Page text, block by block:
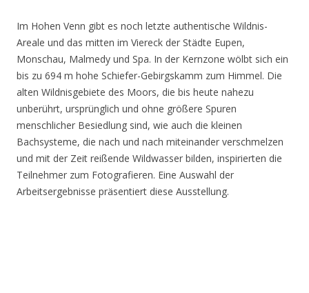
Im Hohen Venn gibt es noch letzte authentische Wildnis-
Areale und das mitten im Viereck der Städte Eupen,
Monschau, Malmedy und Spa. In der Kernzone wölbt sich ein
bis zu 694 m hohe Schiefer-Gebirgskamm zum Himmel. Die
alten Wildnisgebiete des Moors, die bis heute nahezu
unberührt, ursprünglich und ohne größere Spuren
menschlicher Besiedlung sind, wie auch die kleinen
Bachsysteme, die nach und nach miteinander verschmelzen
und mit der Zeit reißende Wildwasser bilden, inspirierten die
Teilnehmer zum Fotografieren. Eine Auswahl der
Arbeitsergebnisse präsentiert diese Ausstellung.